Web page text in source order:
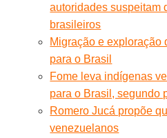
autoridades suspeitam
brasileiros
Migração e
para o Brasil
Fome leva indígenas
para o Brasil, segundo
Romero Jucá propõe
venezuelanos